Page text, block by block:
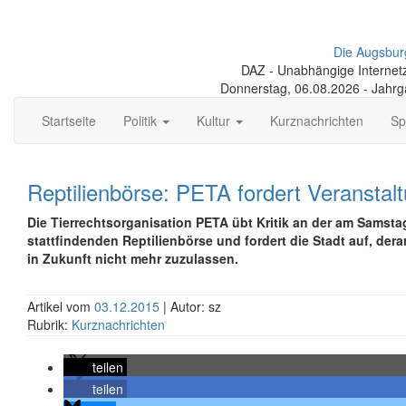
Die
DAZ - Unabhängige
Donnerstag, 06.08.2026 -
Startseite
Politik Kultur Kurznachrichten
Reptilienbörse: PETA fordert
Die Tierrechtsorganisation PETA übt Kritik an der am
stattfindenden Reptilienbörse und fordert die Stadt auf,
in Zukunft nicht mehr zuzulassen.
Artikel vom 03.12.2015 | Autor: sz
Rubrik: Kurznachrichten
teilen
teilen